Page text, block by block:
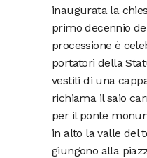
inaugurata la
primo decennio
processione è
portatori della
vestiti di una
richiama il saio
per il ponte
in alto la valle del
giungono alla